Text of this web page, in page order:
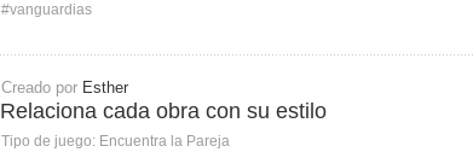
#vanguardias
Creado por Esther
Relaciona cada obra con su estilo
Tipo de juego: Encuentra la Pareja